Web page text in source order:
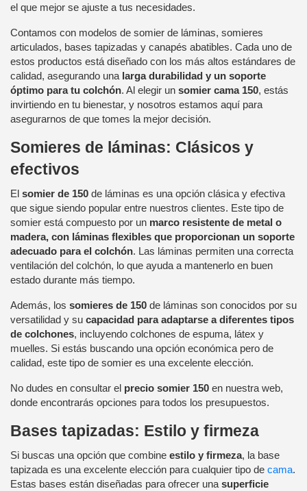
el que mejor se ajuste a tus necesidades.
Contamos con modelos de somier de láminas, somieres
articulados, bases tapizadas y canapés abatibles. Cada uno de
estos productos está diseñado con los más altos estándares de
calidad, asegurando una larga durabilidad y un soporte
óptimo para tu colchón. Al elegir un somier cama 150, estás
invirtiendo en tu bienestar, y nosotros estamos aquí para
asegurarnos de que tomes la mejor decisión.
Somieres de láminas: Clásicos y
efectivos
El somier de 150 de láminas es una opción clásica y efectiva
que sigue siendo popular entre nuestros clientes. Este tipo de
somier está compuesto por un marco resistente de metal o
madera, con láminas flexibles que proporcionan un soporte
adecuado para el colchón. Las láminas permiten una correcta
ventilación del colchón, lo que ayuda a mantenerlo en buen
estado durante más tiempo.
Además, los somieres de 150 de láminas son conocidos por su
versatilidad y su capacidad para adaptarse a diferentes tipos
de colchones, incluyendo colchones de espuma, látex y
muelles. Si estás buscando una opción económica pero de
calidad, este tipo de somier es una excelente elección.
No dudes en consultar el precio somier 150 en nuestra web,
donde encontrarás opciones para todos los presupuestos.
Bases tapizadas: Estilo y firmeza
Si buscas una opción que combine estilo y firmeza, la base
tapizada es una excelente elección para cualquier tipo de cama.
Estas bases están diseñadas para ofrecer una superficie